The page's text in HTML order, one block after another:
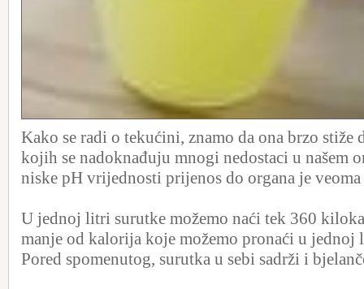
Kako se radi o tekućini, znamo da ona brzo stiže
kojih se nadoknađuju mnogi nedostaci u našem
niske pH vrijednosti prijenos do organa je
U jednoj litri surutke možemo naći tek 360
manje od kalorija koje možemo pronaći u jednoj
Pored spomenutog, surutka u sebi sadrži i